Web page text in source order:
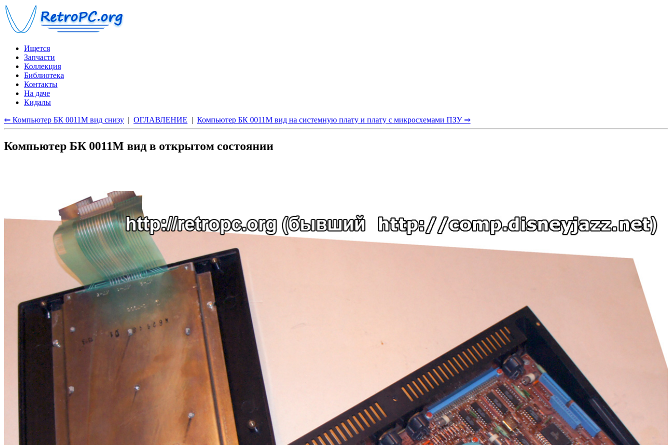
Ищется
Запчасти
Коллекция
Библиотека
Контакты
На даче
Кидалы
⇐ Компьютер БК 0011М вид снизу | ОГЛАВЛЕНИЕ | Компьютер БК 0011М вид на системную плату и плату с микросхемами ПЗУ ⇒
Компьютер БК 0011М вид в открытом состоянии